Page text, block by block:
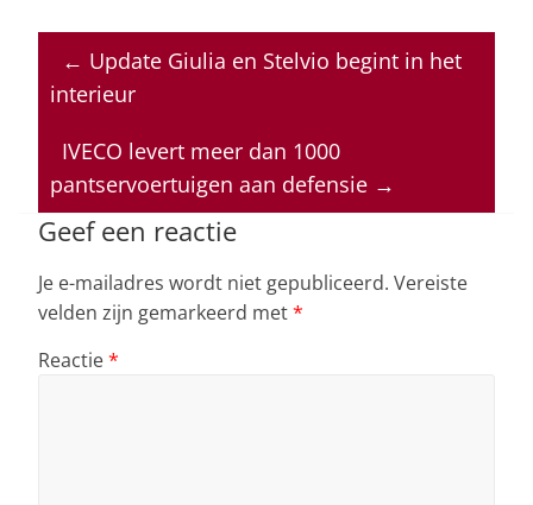
at
s
p
p
c
e
o
o
k
k
e
n
re
a
s
ai
l
← Update Giulia en Stelvio begint in het
interieur
IVECO levert meer dan 1000
pantservoertuigen aan defensie →
Geef een reactie
Je e-mailadres wordt niet gepubliceerd. Vereiste
velden zijn gemarkeerd met*
Reactie*